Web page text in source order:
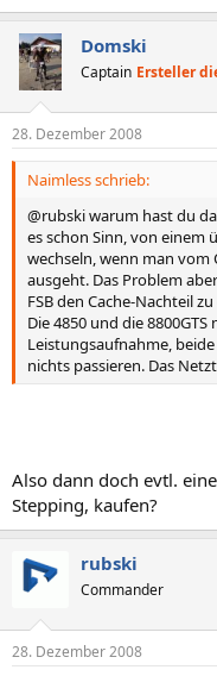
Domski
Captain Ersteller
28. Dezember 2008
Naimless schrieb:
@rubski warum hast du
es schon Sinn, von einem
wechseln, wenn man vom
ausgeht. Das Problem
FSB den Cache-Nachteil
Die 4850 und die
Leistungsaufnahme,
nichts passieren. Das
Also dann doch evtl.
Stepping, kaufen?
rubski
Commander
28. Dezember 2008